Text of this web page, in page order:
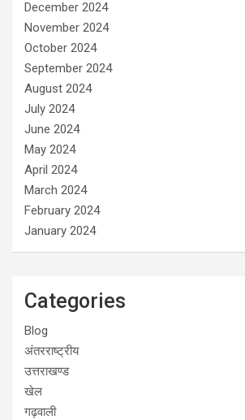
December 2024
November 2024
October 2024
September 2024
August 2024
July 2024
June 2024
May 2024
April 2024
March 2024
February 2024
January 2024
Categories
Blog
अंतरराष्ट्रीय
उत्तराखण्ड
खेल
गढ़वाली